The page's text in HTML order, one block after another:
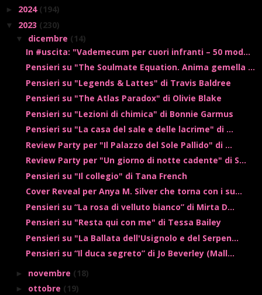
► 2024 (194)
▼ 2023 (230)
▼ dicembre (14)
In #uscita: "Vademecum per cuori infranti – 50 mod...
Pensieri su "The Soulmate Equation. Anima gemella ...
Pensieri su "Legends & Lattes" di Travis Baldree
Pensieri su "The Atlas Paradox" di Olivie Blake
Pensieri su "Lezioni di chimica" di Bonnie Garmus
Pensieri su "La casa del sale e delle lacrime" di ...
Review Party per "Il Palazzo del Sole Pallido" di ...
Review Party per "Un giorno di notte cadente" di S...
Pensieri su "Il collegio" di Tana French
Cover Reveal per Anya M. Silver che torna con i su...
Pensieri su “La rosa di velluto bianco” di Mirta D...
Pensieri su "Resta qui con me" di Tessa Bailey
Pensieri su "La Ballata dell'Usignolo e del Serpen...
Pensieri su “Il duca segreto” di Jo Beverley (Mall...
► novembre (18)
► ottobre (19)